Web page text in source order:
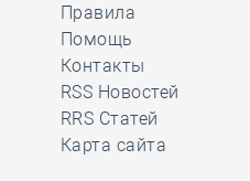
Правила
Помощь
Контакты
RSS Новостей
RRS Статей
Карта сайта